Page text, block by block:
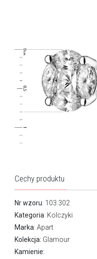
Cechy produktu
Nr wzoru: 103.302
Kategoria: Kolczyki
Marka: Apart
Kolekcja: Glamour
Kamienie: